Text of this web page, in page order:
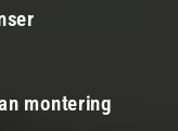
montering